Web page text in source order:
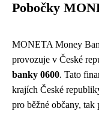
Pobočky
MONETA Money
provozuje v České
banky 0600. Tato
krajích České
pro běžné občany,